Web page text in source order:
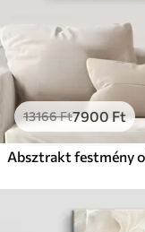
13166Ft7900Ft